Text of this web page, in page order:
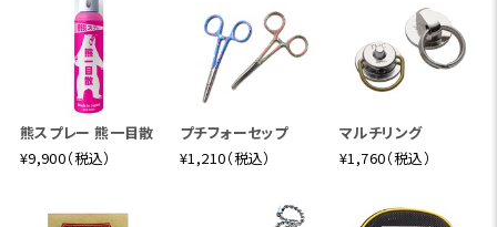
熊スプレー 熊一目散
¥9,900（税込）
プチフォーセップ
¥1,210（税込）
マルチリング
¥1,760（税込）